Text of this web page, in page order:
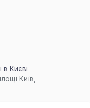
в Києві
Київ,